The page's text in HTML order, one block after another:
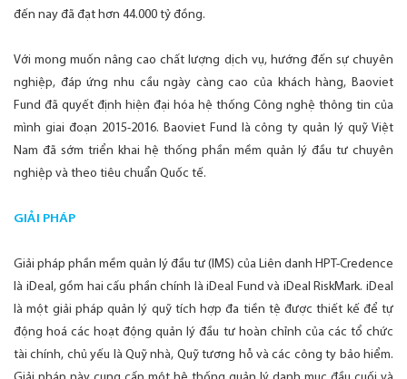
đến nay đã đạt hơn 44.000 tỷ đồng.
Với mong muốn nâng cao chất lượng dịch vụ, hướng đến sự chuyên
nghiệp, đáp ứng nhu cầu ngày càng cao của khách hàng, Baoviet
Fund đã quyết định hiện đại hóa hệ thống Công nghệ thông tin của
mình giai đoạn 2015-2016. Baoviet Fund là công ty quản lý quỹ Việt
Nam đã sớm triển khai hệ thống phần mềm quản lý đầu tư chuyên
nghiệp và theo tiêu chuẩn Quốc tế.
GIẢI PHÁP
Giải pháp phần mềm quản lý đầu tư (IMS) của Liên danh HPT-Credence
là iDeal, gồm hai cấu phần chính là iDeal Fund và iDeal RiskMark. iDeal
là một giải pháp quản lý quỹ tích hợp đa tiền tệ được thiết kế để tự
động hoá các hoạt động quản lý đầu tư hoàn chỉnh của các tổ chức
tài chính, chủ yếu là Quỹ nhà, Quỹ tương hỗ và các công ty bảo hiểm.